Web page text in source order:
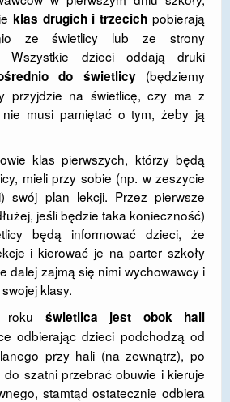
klas drugich i trzecich pobierają
ze świetlicy lub ze strony
Wszystkie dzieci oddają druki
do świetlicy(będziemy
przyjdzie na świetlicę, czy ma z
musi pamiętać o tym, żeby ją
klas pierwszych, którzy będą
mieli przy sobie (np. w zeszycie
swój plan lekcji. Przez pierwsze
jeśli będzie taka konieczność)
będą informować dzieci, że
i kierować je na parter szkoły
dalej zajmą się nimi wychowawcy i
klasy.
świetlica jest obok hali
odbierając dzieci podchodzą od
przy hali (na zewnątrz), po
szatni przebrać obuwie i kieruje
stamtąd ostatecznie odbiera